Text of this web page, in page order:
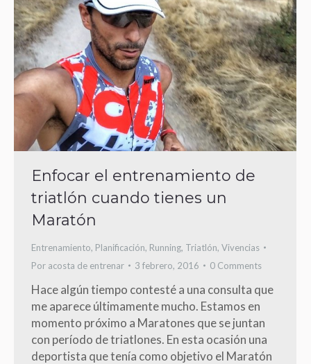
Enfocar el entrenamiento de
triatlón cuando tienes un
Maratón
Entrenamiento, Planificación, Running, Triatlón, Vivencias
Por acosta de entrenar 3 febrero, 2016 0 Comments
Hace algún tiempo contesté a una consulta que
me aparece últimamente mucho. Estamos en
momento próximo a Maratones que se juntan
con período de triatlones. En esta ocasión una
deportista que tenía como objetivo el Maratón